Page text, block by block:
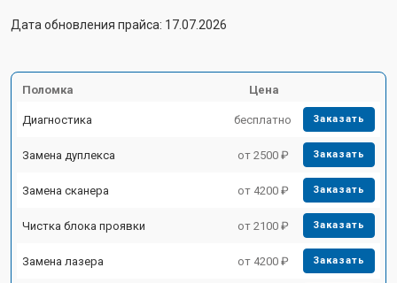
Дата обновления прайса: 17.07.2026
Поломка Цена
Диагностика бесплатно Заказать
Замена дуплекса от 2500 ₽ Заказать
Замена сканера от 4200 ₽ Заказать
Чистка блока проявки от 2100 ₽ Заказать
Замена лазера от 4200 ₽ Заказать